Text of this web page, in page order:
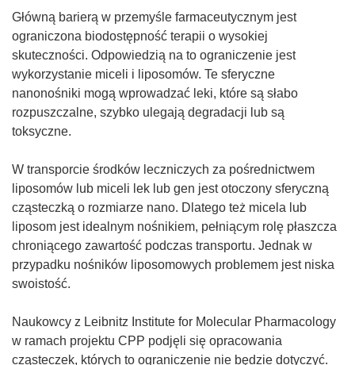
Główną barierą w przemyśle farmaceutycznym jest
ograniczona biodostępność terapii o wysokiej
skuteczności. Odpowiedzią na to ograniczenie jest
wykorzystanie miceli i liposomów. Te sferyczne
nanonośniki mogą wprowadzać leki, które są słabo
rozpuszczalne, szybko ulegają degradacji lub są
toksyczne.
W transporcie środków leczniczych za pośrednictwem
liposomów lub miceli lek lub gen jest otoczony sferyczną
cząsteczką o rozmiarze nano. Dlatego też micela lub
liposom jest idealnym nośnikiem, pełniącym rolę płaszcza
chroniącego zawartość podczas transportu. Jednak w
przypadku nośników liposomowych problemem jest niska
swoistość.
Naukowcy z Leibnitz Institute for Molecular Pharmacology
w ramach projektu CPP podjęli się opracowania
cząsteczek, których to ograniczenie nie będzie dotyczyć.